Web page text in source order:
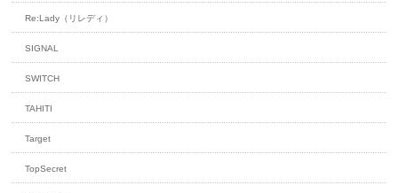
Re:Lady（リレディ）
SIGNAL
SWITCH
TAHITI
Target
TopSecret